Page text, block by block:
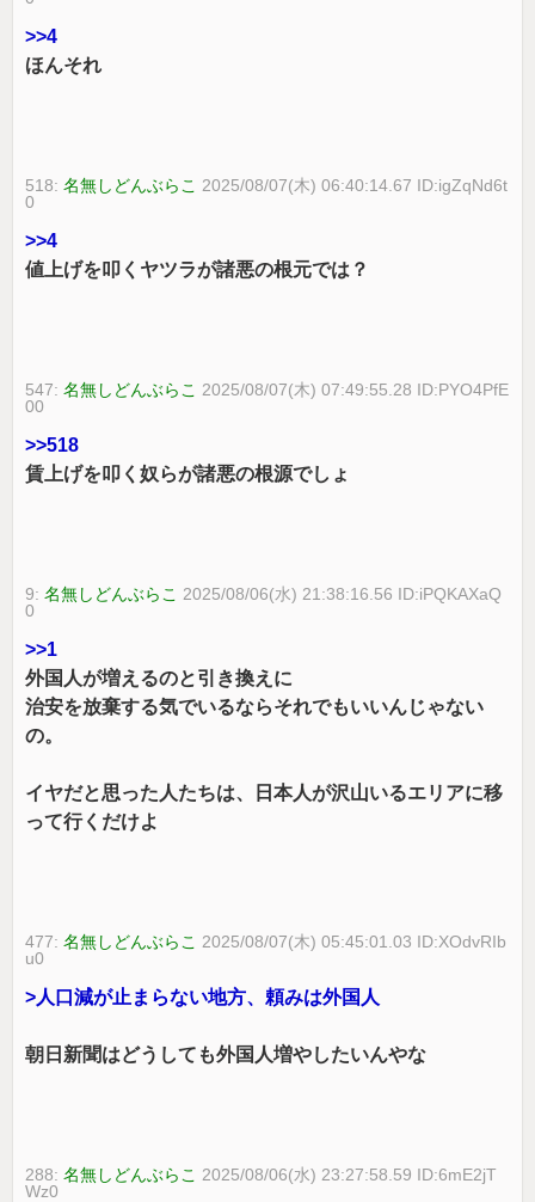
>>4
ほんそれ
518:名無しどんぶらこ 2025/08/07(木) 06:40:14.67 ID:igZqNd6t
0
>>4
値上げを叩くヤツラが諸悪の根元では？
547:名無しどんぶらこ 2025/08/07(木) 07:49:55.28 ID:PYO4PfE
00
>>518
賃上げを叩く奴らが諸悪の根源でしょ
9:名無しどんぶらこ 2025/08/06(水) 21:38:16.56 ID:iPQKAXaQ
0
>>1
外国人が増えるのと引き換えに
治安を放棄する気でいるならそれでもいいんじゃない
の。
イヤだと思った人たちは、日本人が沢山いるエリアに移
って行くだけよ
477:名無しどんぶらこ 2025/08/07(木) 05:45:01.03 ID:XOdvRIb
u0
>人口減が止まらない地方、頼みは外国人
朝日新聞はどうしても外国人増やしたいんやな
288:名無しどんぶらこ 2025/08/06(水) 23:27:58.59 ID:6mE2jT
Wz0